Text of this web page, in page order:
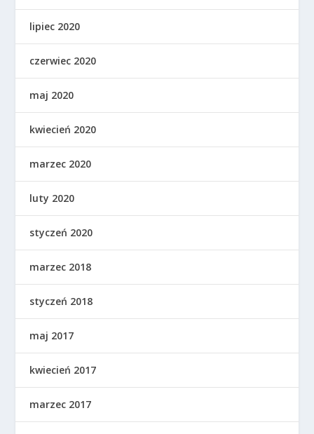
lipiec 2020
czerwiec 2020
maj 2020
kwiecień 2020
marzec 2020
luty 2020
styczeń 2020
marzec 2018
styczeń 2018
maj 2017
kwiecień 2017
marzec 2017